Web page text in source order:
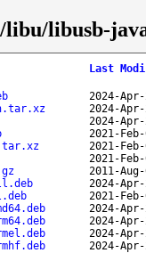
libu/libusb-
Last
2024-
2024-
2024-
2021-
2021-
2021-
2011-
2024-
2021-
2024-
2024-
2024-
2024-